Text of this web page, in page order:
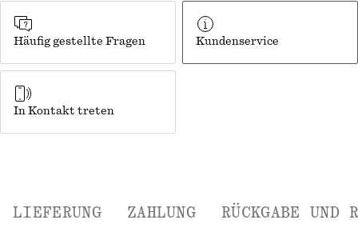
Häufig gestellte Fragen Kundenservice
In Kontakt treten
LIEFERUNG ZAHLUNG RÜCKGABE UND